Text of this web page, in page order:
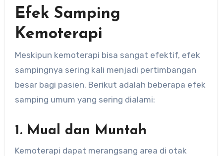
Efek Samping
Kemoterapi
Meskipun kemoterapi bisa sangat efektif, efek
sampingnya sering kali menjadi pertimbangan
besar bagi pasien. Berikut adalah beberapa efek
samping umum yang sering dialami:
1. Mual dan Muntah
Kemoterapi dapat merangsang area di otak